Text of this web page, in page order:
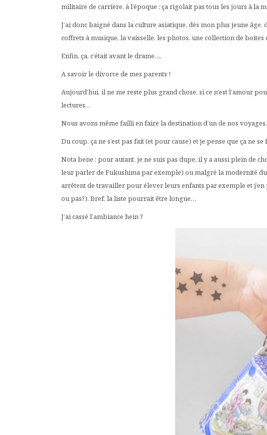
militaire de carrière, à l’époque : ça rigolait pas tous les jours à la
J’ai donc baigné dans la culture asiatique, dès mon plus jeune
coffrets à musique, la vaisselle, les photos, une collection de boites
Enfin, ça, c’était avant le drame….
A savoir le divorce de mes parents !
Aujourd’hui, il ne me reste plus grand chose, si ce n’est l’amour
lectures…
Nous avons même failli en faire la destination d’un de nos
Du coup, ça ne s’est pas fait (et pour cause) et je pense que ça ne
Nota bene : pour autant, je ne suis pas dupe, il y a aussi plein de
leur parler de Fukushima par exemple) ou malgré la modernité
arrêtent de travailler pour élever leurs enfants par exemple et
ou pas?). Bref, la liste pourrait être longue…
J’ai cassé l’ambiance hein ?